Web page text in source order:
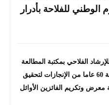
الوطني للفلاحة بأدرار
الوطني للإرشاد الفلاحي بمكتبة المطالعة
العمومية التي حملت شعار الفلاحة 60 عاما من الإنجازات لتحقيق
معرض وتكريم الفائزين الأوائل